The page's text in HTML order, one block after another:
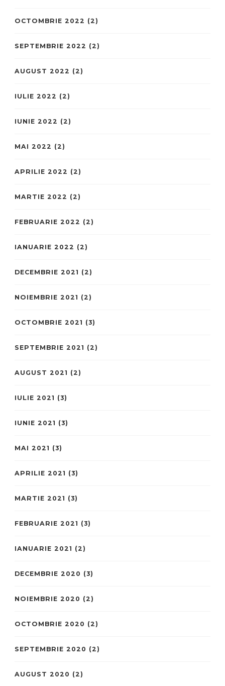
OCTOMBRIE 2022 (2)
SEPTEMBRIE 2022 (2)
AUGUST 2022 (2)
IULIE 2022 (2)
IUNIE 2022 (2)
MAI 2022 (2)
APRILIE 2022 (2)
MARTIE 2022 (2)
FEBRUARIE 2022 (2)
IANUARIE 2022 (2)
DECEMBRIE 2021 (2)
NOIEMBRIE 2021 (2)
OCTOMBRIE 2021 (3)
SEPTEMBRIE 2021 (2)
AUGUST 2021 (2)
IULIE 2021 (3)
IUNIE 2021 (3)
MAI 2021 (3)
APRILIE 2021 (3)
MARTIE 2021 (3)
FEBRUARIE 2021 (3)
IANUARIE 2021 (2)
DECEMBRIE 2020 (3)
NOIEMBRIE 2020 (2)
OCTOMBRIE 2020 (2)
SEPTEMBRIE 2020 (2)
AUGUST 2020 (2)